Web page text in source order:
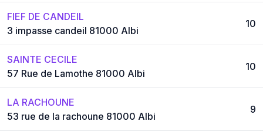
FIEF DE CANDEIL
3 impasse candeil 81000 Albi
10
SAINTE CECILE
57 Rue de Lamothe 81000 Albi
10
LA RACHOUNE
53 rue de la rachoune 81000 Albi
9